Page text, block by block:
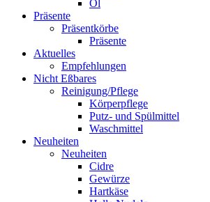
Öl
Präsente
Präsentkörbe
Präsente
Aktuelles
Empfehlungen
Nicht Eßbares
Reinigung/Pflege
Körperpflege
Putz- und Spülmittel
Waschmittel
Neuheiten
Neuheiten
Cidre
Gewürze
Hartkäse